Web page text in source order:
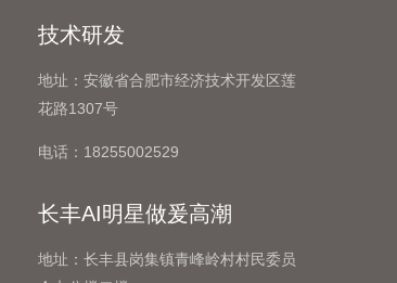
技术研发
地址：安徽省合肥市经济技术开发区莲
花路1307号
电话：18255002529
长丰AI明星做爰高潮
地址：长丰县岗集镇青峰岭村村民委员